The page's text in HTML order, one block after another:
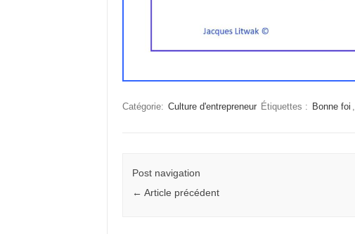
Catégorie: Culture d'entrepreneur Étiquettes : Bonne foi
Post navigation
← Article précédent